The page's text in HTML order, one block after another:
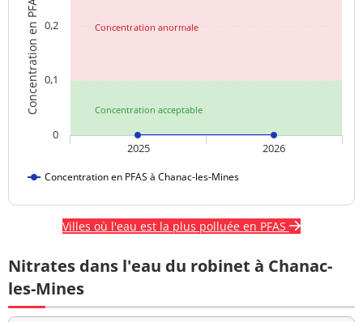
Concentration acceptable
Concentration anormale
Concentration en PFAS
Concentration en PFAS à Chanac-les-Mines
2025 2026
0
0,1
0,2
Villes où l'eau est la plus polluée en PFAS
Nitrates dans l'eau du robinet à Chanac-
les-Mines